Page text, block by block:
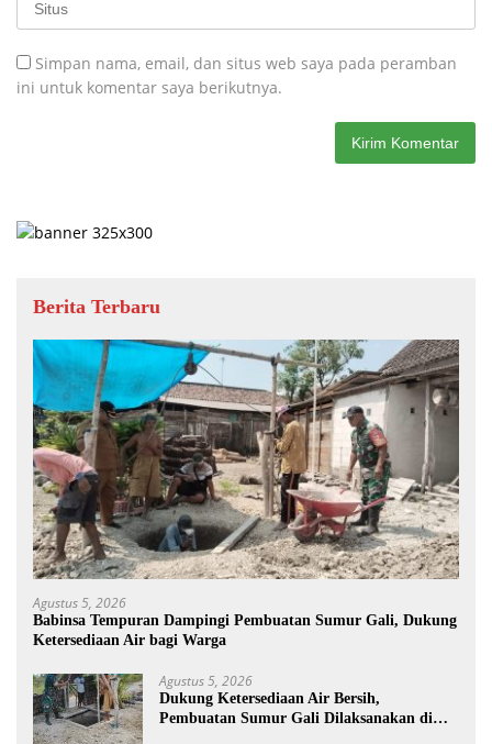
Simpan nama, email, dan situs web saya pada peramban
ini untuk komentar saya berikutnya.
Berita Terbaru
Agustus 5, 2026
Babinsa Tempuran Dampingi Pembuatan Sumur Gali, Dukung
Ketersediaan Air bagi Warga
Agustus 5, 2026
Dukung Ketersediaan Air Bersih,
Pembuatan Sumur Gali Dilaksanakan di